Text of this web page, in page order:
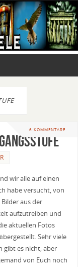
6 KOMMENTARE
wir alle auf einen
habe versucht, von
aus der
aufzutreiben und
aktuellen Fotos
Sehr viele
gibt es nicht; aber
von Euch noch